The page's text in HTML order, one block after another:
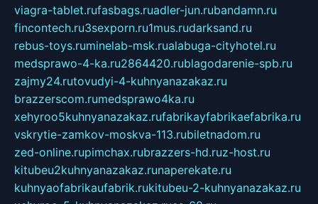
viagra-tablet.rufasbags.ruadler-jun.rubandamn.ru
fincontech.ru3sexporn.ru1mus.rudarksand.ru
rebus-toys.ruminelab-msk.rualabuga-cityhotel.ru
medsprawo-4-ka.ru2864420.rublagodarenie-spb.ru
zajmy24.rutovudyi-4-kuhnyanazakaz.ru
brazzerscom.rumedsprawo4ka.ru
xehyroo5kuhnyanazakaz.rufabrikayfabrikaefabrika.ru
vskrytie-zamkov-moskva-113.rubiletnadom.ru
zed-online.rupimchax.rubrazzers-hd.ruz-host.ru
kitubeu2kuhnyanazakaz.runaperekate.ru
kuhnyaofabrikaufabrik.rukitubeu-2-kuhnyanazakaz.ru